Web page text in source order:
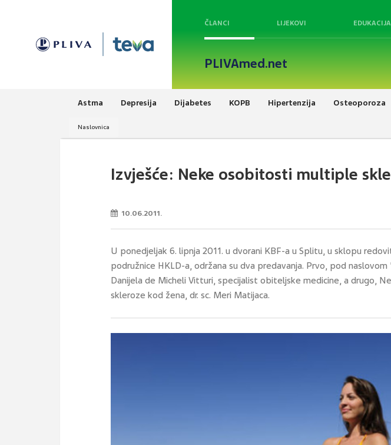
ČLANCI LIJEKOVI EDUKACIJA
PLIVAmed.net
Astma Depresija Dijabetes KOPB Hipertenzija Osteoporoza
Naslovnica
Izvješće: Neke osobitosti multiple
10.06.2011.
U ponedjeljak 6. lipnja 2011. u dvorani KBF-a u Splitu, u sklopu
podružnice HKLD-a, održana su dva predavanja. Prvo, pod
Danijela de Micheli Vitturi, specijalist obiteljske medicine, a drugo,
skleroze kod žena, dr. sc. Meri Matijaca.